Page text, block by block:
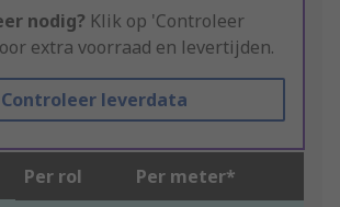
nodig? Klik op 'Controleer
extra voorraad en levertijden.
Controleer leverdata
Per rol Per meter*